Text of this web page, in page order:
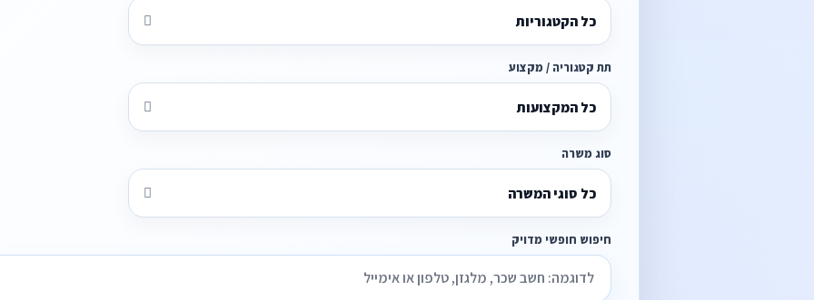
כל הקטגוריות
תת קטגוריה / מקצוע
כל המקצועות
סוג משרה
כל סוגי המשרה
חיפוש חופשי מדויק